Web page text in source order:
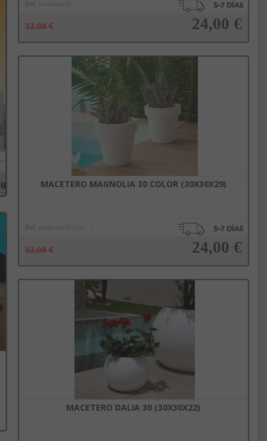
Ref. hortensia30
32,00 € 24,00 €
Añadir a la cesta
MACETERO MAGNOLIA 30 COLOR (30X30X29)
Ref. magnolia30color
32,00 € 24,00 €
Añadir a la cesta
MACETERO DALIA 30 (30X30X22)